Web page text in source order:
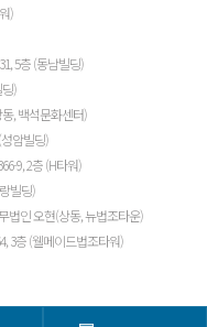
)
5층 (동남빌딩)
)
, 백석문화센터)
암빌딩)
9, 2층 (H타워)
빌딩)
법인 오현(상동, 뉴법조타운)
3층 (웰메이드법조타워)